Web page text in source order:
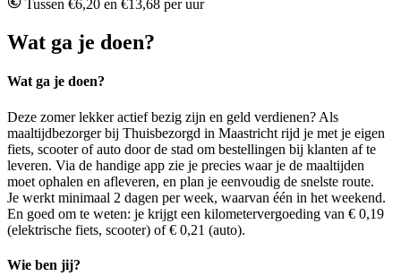
Tussen €6,20 en €13,68 per uur
Wat ga je doen?
Wat ga je doen?
Deze zomer lekker actief bezig zijn en geld verdienen? Als
maaltijdbezorger bij Thuisbezorgd in Maastricht rijd je met je eigen
fiets, scooter of auto door de stad om bestellingen bij klanten af te
leveren. Via de handige app zie je precies waar je de maaltijden
moet ophalen en afleveren, en plan je eenvoudig de snelste route.
Je werkt minimaal 2 dagen per week, waarvan één in het weekend.
En goed om te weten: je krijgt een kilometervergoeding van € 0,19
(elektrische fiets, scooter) of € 0,21 (auto).
Wie ben jij?